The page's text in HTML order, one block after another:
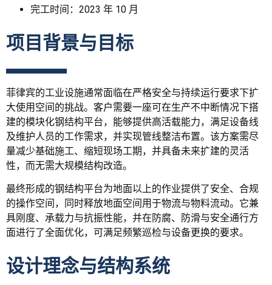
完工时间：2023 年 10 月
项目背景与目标
菲律宾的工业设施通常面临在严格安全与持续运行要求下扩
大使用空间的挑战。客户需要一座可在生产不中断情况下搭
建的模块化钢结构平台，能够提供高活载能力，满足设备线
及维护人员的工作需求，并实现管线整洁布置。该方案需尽
量减少基础施工、缩短现场工期，并具备未来扩建的灵活
性，而无需大规模结构改造。
最终形成的钢结构平台为地面以上的作业提供了安全、合规
的操作空间，同时释放地面空间用于物流与物料流动。它兼
具刚度、承载力与抗振性能，并在防腐、防滑与安全通行方
面进行了全面优化，可满足频繁巡检与设备更换的要求。
设计理念与结构系统